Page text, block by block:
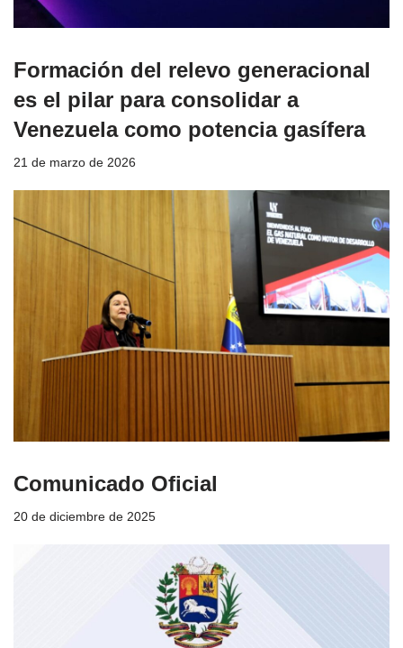
Formación del relevo generacional
es el pilar para consolidar a
Venezuela como potencia gasífera
21 de marzo de 2026
Comunicado Oficial
20 de diciembre de 2025